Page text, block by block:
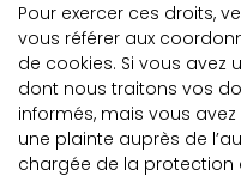
Pour exercer ces droits,
vous référer aux
de cookies. Si vous
dont nous traitons vos
informés, mais vous
une plainte auprès de
chargée de la protection